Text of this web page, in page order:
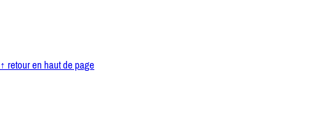
↑ retour en haut de page